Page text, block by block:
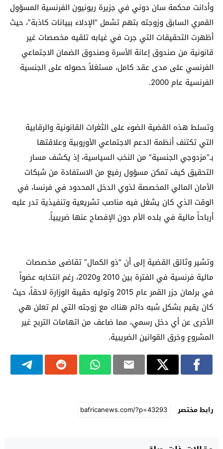
وأدانت محكمة سان دوني في جزيرة ريونيون الفرنسية المسؤول
القمري السابق وزوجته بتهم تشمل “الإدلاء ببيانات كاذبة”، حيث
أظهرت التحقيقات التي جرت في غيابه تلقيه مخصصات غير
قانونية من صندوق إعانة الأسرة وصندوق الضمان الاجتماعي
الفرنسي على مدى عقد كامل، مستغلاً حصوله على الجنسية
الفرنسية عام 2000.
وتسلط هذه القضية الضوء على الثغرات القانونية والرقابية
التي تكتنف أنظمة الدعم الاجتماعي الأوروبية وعلاقتها
بـ”مزدوجي الجنسية” من النخب السياسية، إذ يكشف مسار
التحقيق كيف تمكن مسؤول رفيع من الاستفادة من شبكات
الأمان المالي المخصصة لذوي الدخل المحدود في فرنسا، في
الوقت الذي كان يشغل فيه مناصب تشريعية وتنفيذية تدر عليه
أرباحاً مالية في بلده الأم دون الإفصاح عنها ضريبياً.
وتشير وثائق القضية إلى أن “ذو الكمال” تقاضى مخصصات
مالية فرنسية في الفترة بين 2010 و2020، رغم انتخابه عضواً
في برلمان جزر القمر عام 2015 وتوليه حقيبة الوزارة لاحقاً، حيث
كان يقيم بشكل شبه دائم هناك مع زوجته التي لم تعلن هي
الأخرى عن أي دخل رسمي، مما ضاعف من اتهامات التربح غير
المشروع وخرق القوانين الضريبية.
رابط مختصر